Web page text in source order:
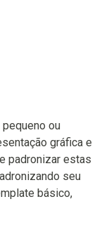
ou
gráfica e
padronizar estas
seu
básico,